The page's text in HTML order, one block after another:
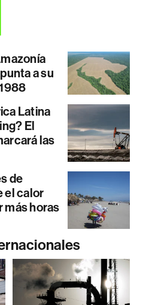
a su
Latina
El
las
de
el calor
más horas